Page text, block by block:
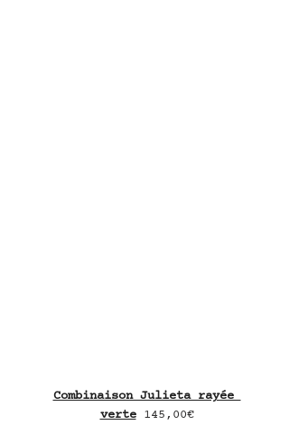
Combinaison Julieta rayée
verte 145,00€